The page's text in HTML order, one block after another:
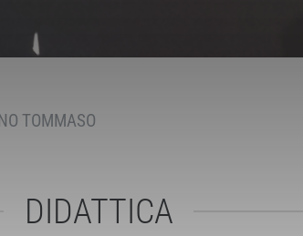
TOMMASO
DIDATTICA